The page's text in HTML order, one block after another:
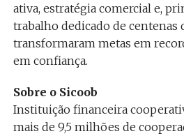
ativa, estratégia comercial e,
trabalho dedicado de centenas
transformaram metas em
em confiança.
Sobre o Sicoob
Instituição financeira
mais de 9,5 milhões de